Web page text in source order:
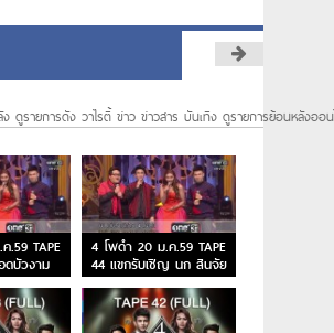
ดูรายการดัง วาไรตี้ ข่าว ข่าวสาร บันเทิง ดูรายการย้อนหลังออ
.59 TAPE
ดบัวงาม
4 โพดำ 20 ม.ค.59 TAPE
44 แขกรับเชิญ นก สินจัย